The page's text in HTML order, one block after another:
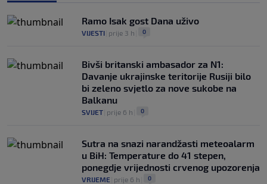
Ramo Isak gost Dana uživo
VIJESTI prije 3 h 0
Bivši britanski ambasador za N1:
Davanje ukrajinske teritorije Rusiji bilo
bi zeleno svjetlo za nove sukobe na
Balkanu
SVIJET prije 6 h 0
Sutra na snazi narandžasti meteoalarm
u BiH: Temperature do 41 stepen,
ponegdje vrijednosti crvenog upozorenja
VRIJEME prije 6 h 0